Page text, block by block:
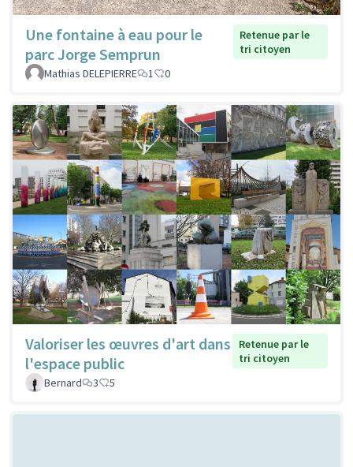
Une fontaine à eau pour le
parc Jorge Semprun
Retenue par le
tri citoyen
Mathias DELEPIERRE
1 0
Valoriser les œuvres d'art dans
l'espace public
Retenue par le
tri citoyen
Bernard
3 5